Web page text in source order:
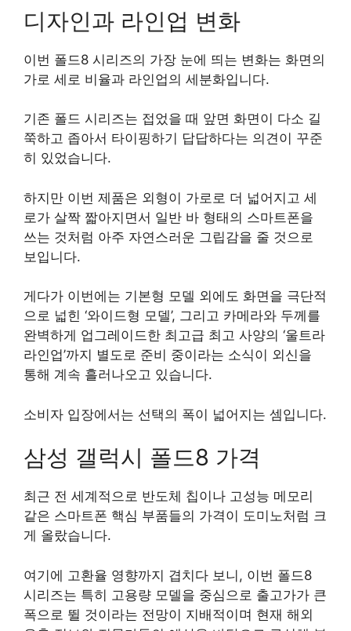
디자인과 라인업 변화
이번 폴드8 시리즈의 가장 눈에 띄는 변화는 화면의
가로 세로 비율과 라인업의 세분화입니다.
기존 폴드 시리즈는 접었을 때 앞면 화면이 다소 길
쭉하고 좁아서 타이핑하기 답답하다는 의견이 꾸준
히 있었습니다.
하지만 이번 제품은 외형이 가로로 더 넓어지고 세
로가 살짝 짧아지면서 일반 바 형태의 스마트폰을
쓰는 것처럼 아주 자연스러운 그립감을 줄 것으로
보입니다.
게다가 이번에는 기본형 모델 외에도 화면을 극단적
으로 넓힌 ‘와이드형 모델’, 그리고 카메라와 두께를
완벽하게 업그레이드한 최고급 최고 사양의 ‘울트라
라인업’까지 별도로 준비 중이라는 소식이 외신을
통해 계속 흘러나오고 있습니다.
소비자 입장에서는 선택의 폭이 넓어지는 셈입니다.
삼성 갤럭시 폴드8 가격
최근 전 세계적으로 반도체 칩이나 고성능 메모리
같은 스마트폰 핵심 부품들의 가격이 도미노처럼 크
게 올랐습니다.
여기에 고환율 영향까지 겹치다 보니, 이번 폴드8
시리즈는 특히 고용량 모델을 중심으로 출고가가 큰
폭으로 뛸 것이라는 전망이 지배적이며 현재 해외